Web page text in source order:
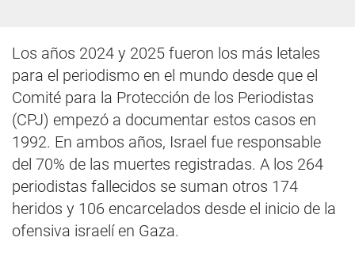
Los años 2024 y 2025 fueron los más letales
para el periodismo en el mundo desde que el
Comité para la Protección de los Periodistas
(CPJ) empezó a documentar estos casos en
1992. En ambos años, Israel fue responsable
del 70% de las muertes registradas. A los 264
periodistas fallecidos se suman otros 174
heridos y 106 encarcelados desde el inicio de la
ofensiva israelí en Gaza.